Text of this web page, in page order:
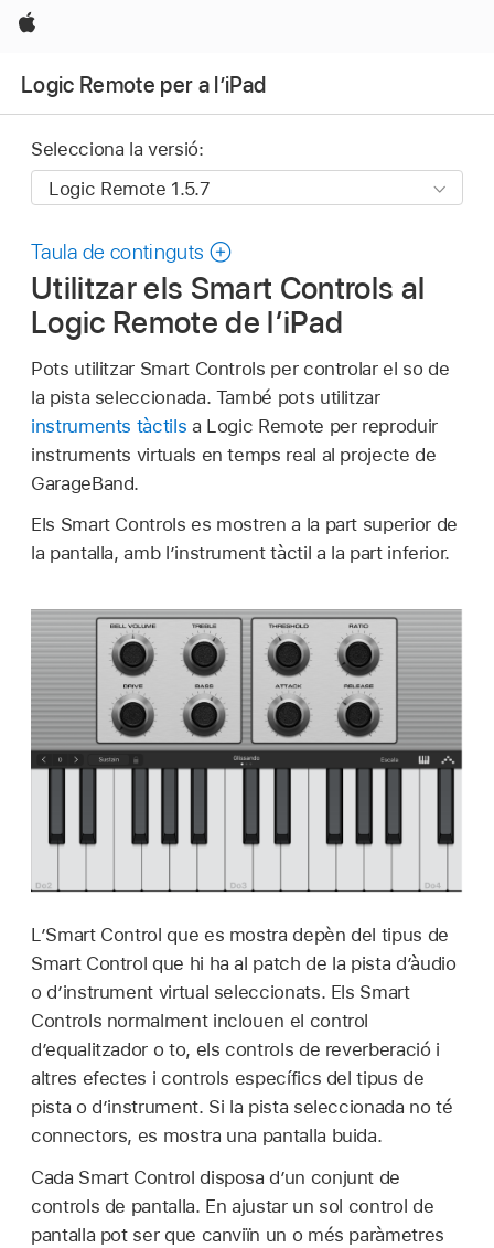
Apple
Logic Remote per a l’iPad
Selecciona la versió:
Taula de continguts
Utilitzar els Smart Controls al
Logic Remote de l’iPad
Pots utilitzar Smart Controls per controlar el so de
la pista seleccionada. També pots utilitzar
instruments tàctils a Logic Remote per reproduir
instruments virtuals en temps real al projecte de
GarageBand.
Els Smart Controls es mostren a la part superior de
la pantalla, amb l’instrument tàctil a la part inferior.
L’Smart Control que es mostra depèn del tipus de
Smart Control que hi ha al patch de la pista d’àudio
o d’instrument virtual seleccionats. Els Smart
Controls normalment inclouen el control
d’equalitzador o to, els controls de reverberació i
altres efectes i controls específics del tipus de
pista o d’instrument. Si la pista seleccionada no té
connectors, es mostra una pantalla buida.
Cada Smart Control disposa d’un conjunt de
controls de pantalla. En ajustar un sol control de
pantalla pot ser que canviïn un o més paràmetres